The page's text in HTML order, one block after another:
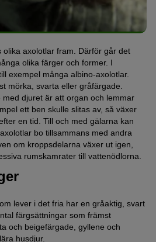
olika axolotlar fram. Därför går det
olika färger och former. I
exempel många albino-axolotlar.
mörka, svarta eller gråfärgade.
djuret är att organ och lemmar
ett ben skulle slitas av, så växer
en tid. Till och med gälarna kan
bo tillsammans med andra
om kroppsdelarna växer ut igen,
rumskamrater till vattenödlorna.
lever i det fria har en gråaktig, svart
färgsättningar som främst
och beigefärgade, gyllene och
husdjur.